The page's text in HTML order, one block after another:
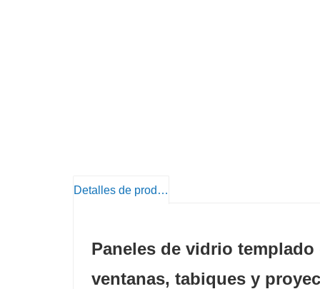
Detalles de producto
Paneles de vidrio
ventanas, tabiques y